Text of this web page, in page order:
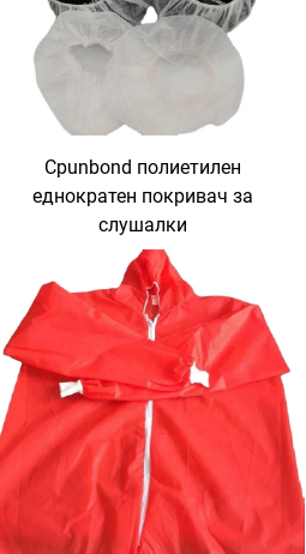
Сpunbond полиетилен
еднократен покривач за
слушалки